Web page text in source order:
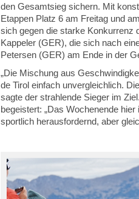
den Gesamtsieg sichern. Mit
Etappen Platz 6 am Freitag und
sich gegen die starke Konkurrenz
Kappeler (GER), die sich nach
Petersen (GER) am Ende in der
„Die Mischung aus
de Tirol einfach unvergleichlich.
sagte der strahlende Sieger im
begeistert: „Das Wochenende
sportlich herausfordernd, aber